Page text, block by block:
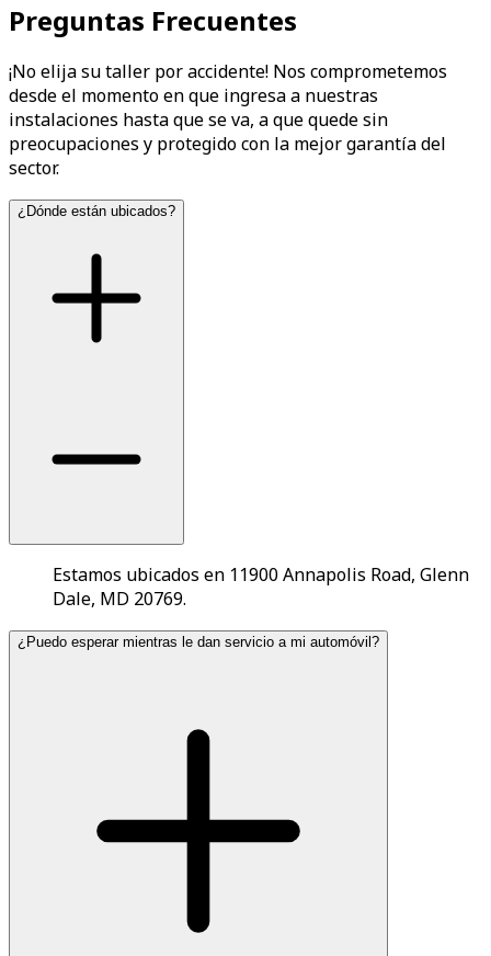
Preguntas Frecuentes
¡No elija su taller por accidente! Nos comprometemos
desde el momento en que ingresa a nuestras
instalaciones hasta que se va, a que quede sin
preocupaciones y protegido con la mejor garantía del
sector.
¿Dónde están ubicados?
Estamos ubicados en 11900 Annapolis Road, Glenn
Dale, MD 20769.
¿Puedo esperar mientras le dan servicio a mi automóvil?